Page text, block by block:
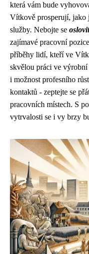
která vám bude
Vítkově prosperují, jako
služby. Nebojte se
zajímavé pracovní
příběhy lidí, kteří ve
skvělou práci ve
i možnost profesního
kontaktů - zeptejte se
pracovních místech. S
vytrvalosti se i vy brzy